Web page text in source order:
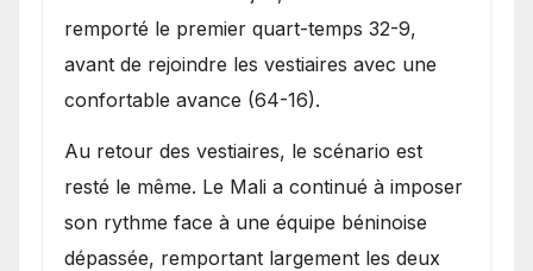
remporté le premier quart-temps 32-9,
avant de rejoindre les vestiaires avec une
confortable avance (64-16).
Au retour des vestiaires, le scénario est
resté le même. Le Mali a continué à imposer
son rythme face à une équipe béninoise
dépassée, remportant largement les deux